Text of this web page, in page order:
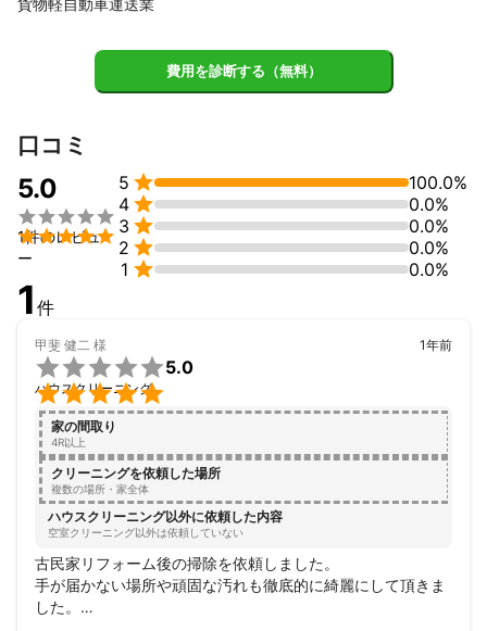
その後 大阪北新地にて 宮崎郷土料理を１２年 営み コロナ前に閉
宮崎の企業様が ほぼ来られた店でもありました。
父が亡くなり 母も高齢になった為、 現在 地元延岡に便利屋を開
した次第です。
【特殊作業】
・子供の為に 野球練習の為の設備を単管パイプで組んで欲しい
・重機で草木を抜いて、敷地を整地して欲しい
・会社のイベントで宮崎料理を振舞って欲しい
・会社のＨＰを作成し 動画編集などして欲しい
などなど、いろんな事に対応可能です。(法に触れる事は出来ませ
ん)
主な活動拠点は"宮崎県延岡市"ですが、何処へでも 出張訪問させ
いただいております！
これまでの実績
神戸淡路大震災復興工事では 大林組や竹中工務店などで 大規模な
建築
現場で指揮を取ってきた 経験と技術、知識があります。
その後 大阪北新地にて 宮崎郷土料理を１２年 営み コロナ前に閉
宮崎の企業様が ほぼ来られた店でもありました。
ＰＣ歴２３年 ＨＰ制作、動画編集、デザインなど 経験実績も豊富
貨物軽自動車運送業
費用を診断する（無料）
口コミ
5.0


1件のレビュ
ー
5 
100.0%
4 
0.0%
3 
0.0%
2 
0.0%
1  0.0%
1 件
甲斐 健二 様


5.0
ハウスクリーニング
1年前
家の間取り
4R以上
クリーニングを依頼した場所
複数の場所・家全体
ハウスクリーニング以外に依頼した内容
空室クリーニング以外は依頼していない
古民家リフォーム後の掃除を依頼しました。
手が届かない場所や頑固な汚れも徹底的に綺麗にして頂きま
した。